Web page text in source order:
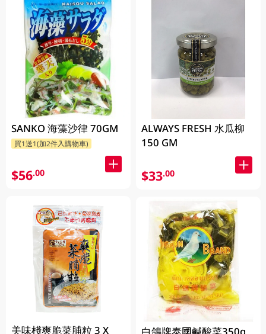
SANKO 海藻沙律 70GM
買1送1(加2件入購物車)
$56.00
美味棧爽脆菜脯粒 3 X
ALWAYS FRESH 水瓜柳
150 GM
$33.00